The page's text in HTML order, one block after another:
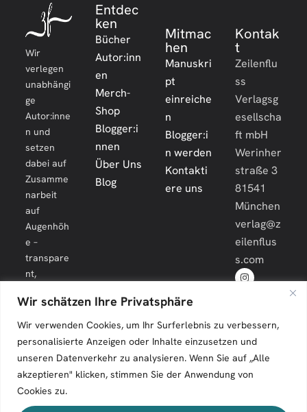
Wir schätzen Ihre Privatsphäre
Wir verwenden Cookies, um Ihr Surferlebnis zu verbessern,
personalisierte Anzeigen oder Inhalte einzusetzen und
unseren Datenverkehr zu analysieren. Wenn Sie auf „Alle
akzeptieren" klicken, stimmen Sie der Anwendung von
Cookies zu.
Wir
verlegen
unabhängi
ge
Autor:inne
n und
setzen
dabei auf
Zusamme
narbeit
auf
Augenhöh
e –
transpare
nt,
und
langfristig.
Entdec
ken
Bücher
Autor:inn
en
Merch-
Shop
Blogger:i
nnen
Über Uns
Blog
Mitmac
hen
Manuskri
pt
einreiche
n
Blogger:i
n werden
Kontakti
ere uns
Kontak
t
Zeilenflu
ss
Verlagsg
esellscha
ft mbH
Werinher
straße 3
81541
München
verlag@z
eilenflus
s.com